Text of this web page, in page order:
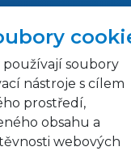
Would
soubory
nástroje s cílem
prostředí,
obsahu a
webových